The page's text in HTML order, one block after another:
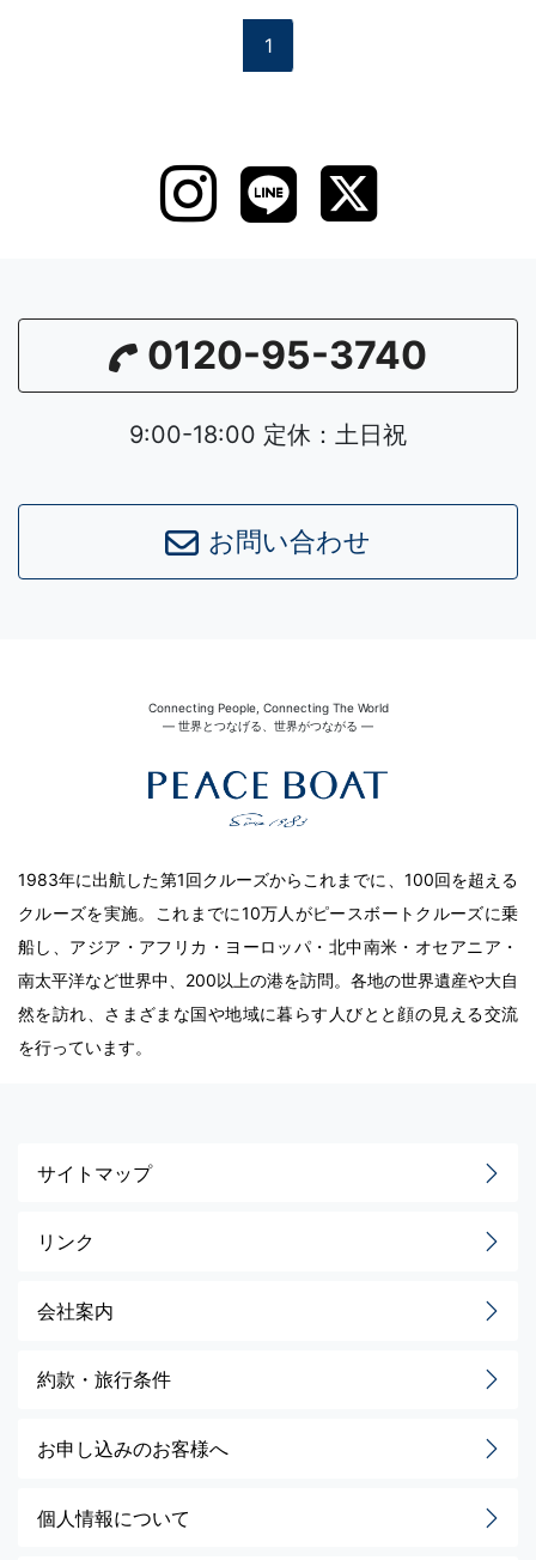
1
0120-95-3740
9:00-18:00 定休：土日祝
お問い合わせ
Connecting People, Connecting The World
― 世界とつなげる、世界がつながる ―
1983年に出航した第1回クルーズからこれまでに、100回を超える
クルーズを実施。これまでに10万人がピースボートクルーズに乗
船し、アジア・アフリカ・ヨーロッパ・北中南米・オセアニア・
南太平洋など世界中、200以上の港を訪問。各地の世界遺産や大自
然を訪れ、さまざまな国や地域に暮らす人びとと顔の見える交流
を行っています。
サイトマップ
リンク
会社案内
約款・旅行条件
お申し込みのお客様へ
個人情報について